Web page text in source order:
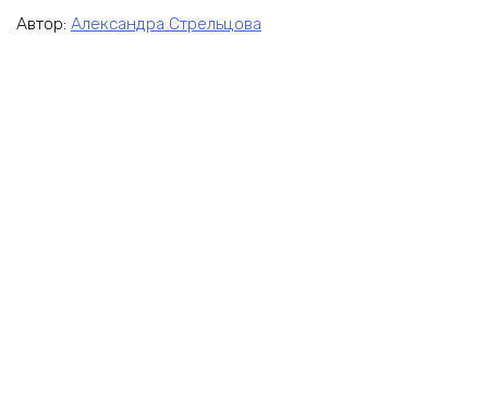
Автор: Александра Стрельцова